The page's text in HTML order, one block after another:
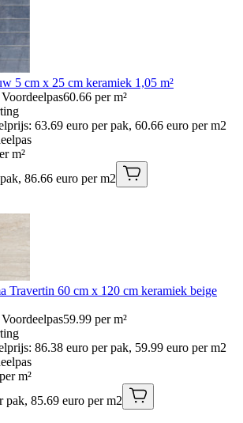
5 cm x 25 cm keramiek 1,05 m²
60.66 per m²
63.69 euro per pak, 60.66 euro per m2
m²
86.66 euro per m2
Travertin 60 cm x 120 cm keramiek beige
59.99 per m²
86.38 euro per pak, 59.99 euro per m2
m²
pak, 85.69 euro per m2